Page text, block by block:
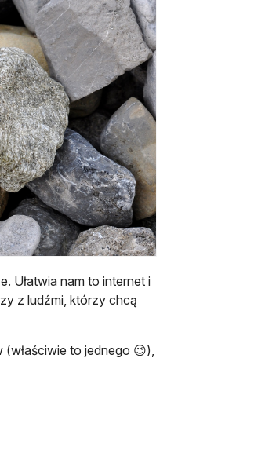
Ułatwia nam to internet i
z ludźmi, którzy chcą
to jednego 😉),